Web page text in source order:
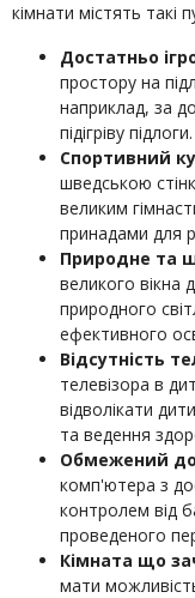
кімнати містять такі
Достатньо
простору на
наприклад, за
підігріву підлоги.
Спортивний
шведською
великим
принадами для
Природне та
великого вікна
природного
ефективного
Відсутність
телевізора в
відволікати
та ведення
Обмежений
комп'ютера з
контролем від
проведеного
Кімната що
мати